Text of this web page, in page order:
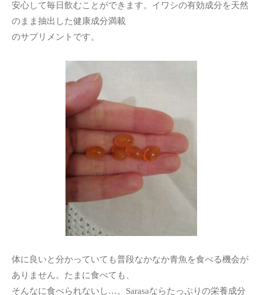
安心して毎日飲むことができます。イワシの有効成分を天然
のまま抽出した健康成分満載
のサプリメントです。
体に良いと分かっていても普段なかなか青魚を食べる機会が
ありません。たまに食べても、
そんなに食べられないし…。Sarasaならたっぷりの栄養成分